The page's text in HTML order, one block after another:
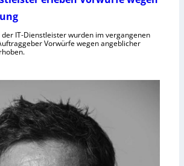
IT-Dienstleister wurden im vergangenen
Vorwürfe wegen angeblicher